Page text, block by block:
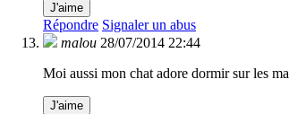
J'aime
Répondre Signaler un abus
malou 28/07/2014 22:44
Moi aussi mon chat adore dormir sur les
J'aime